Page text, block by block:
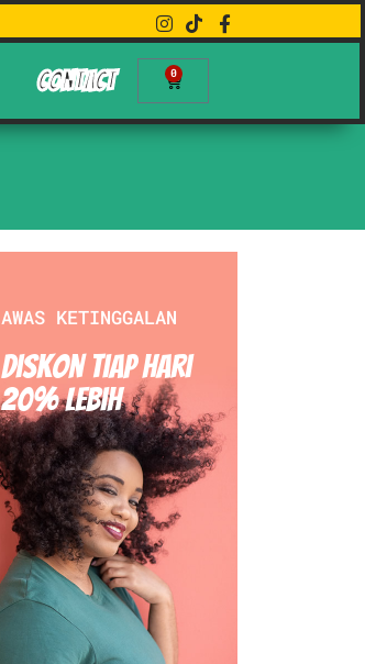
CONTACT 0
AWAS KETINGGALAN
Diskon Tiap hari
20% Lebih